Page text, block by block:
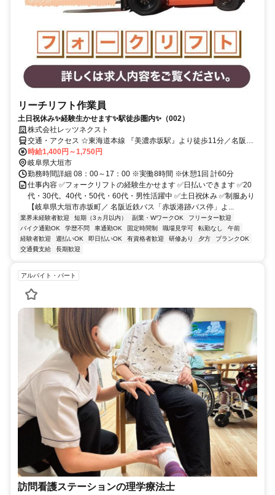
リーチリフト作業員
土日祝休み✨経験生かせます✨駅徒歩圏内✨（002）
株式会社レッツネクスト
交通・アクセス ☆東海道本線 『美濃赤坂駅』より徒歩11分／名阪近
鉄バス「赤坂港跡バス停」より徒歩7分
時給1,400円～1,750円
岐阜県大垣市
勤務時間詳細 08：00～17：00 ※実働8時間 ※休憩1回 計60分
仕事内容 ✅フォークリフトの経験生かせます ✅日払いできます ✅20
代・30代。40代・50代・60代・男性活躍中 ✅土日祝休み ✅制服あり
【岐阜県大垣市赤坂町／ 名阪近鉄バス「赤坂港跡バス停」よ...
業界未経験者歓迎 短期（3ヵ月以内） 副業・WワークOK
フリーター歓迎
バイク通勤OK
学歴不問 車通勤OK 固定時間制 職場見学可 転勤なし
午前
経験者歓迎
週払いOK 即日払いOK 有資格者歓迎 研修あり 夕方
ブランクOK
交通費支給
長期歓迎
アルバイト・パート
訪問看護ステーションの理学療法士